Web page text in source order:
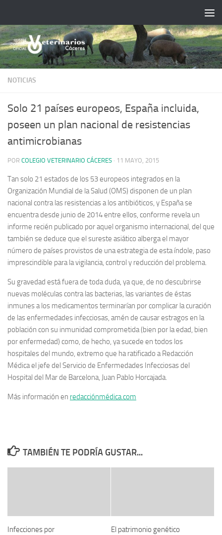
NOTICIAS
Solo 21 países europeos, España incluida,
poseen un plan nacional de resistencias
antimicrobianas
POR COLEGIO VETERINARIO CÁCERES · 11 MAYO, 2015
Tan solo 21 estados de los 53 europeos integrados en la
Organización Mundial de la Salud (OMS) disponen de un plan
nacional contra las resistencias a los antibióticos, y España se
encuentra desde junio de 2014 entre ellos, conforme revela un
informe recién publicado por aquel organismo internacional, del que
también se deduce que el sureste asiático alberga el mayor
número de países provistos de una estrategia de esta índole, paso
imprescindible para la vigilancia, control y reducción del problema.
Su gravedad está fuera de toda duda, ya que, de no descubrirse
nuevas moléculas contra las bacterias, las variantes de éstas
inmunes a los medicamentos terminarían por complicar la curación
de las enfermedades infecciosas, amén de causar estragos en la
población con su inmunidad comprometida (bien por la edad, bien
por enfermedad) como, de hecho, ya sucede en todos los
hospitales del mundo, extremo que ha ratificado a Redacción
Médica el jefe del Servicio de Enfermedades Infecciosas del
Hospital del Mar de Barcelona, Juan Pablo Horcajada.
Más información en redacciónmédica.com
TAMBIÉN TE PODRÍA GUSTAR...
Infecciones por
El patrimonio genético